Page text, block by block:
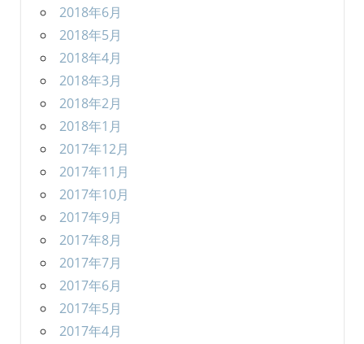
2018年6月
2018年5月
2018年4月
2018年3月
2018年2月
2018年1月
2017年12月
2017年11月
2017年10月
2017年9月
2017年8月
2017年7月
2017年6月
2017年5月
2017年4月